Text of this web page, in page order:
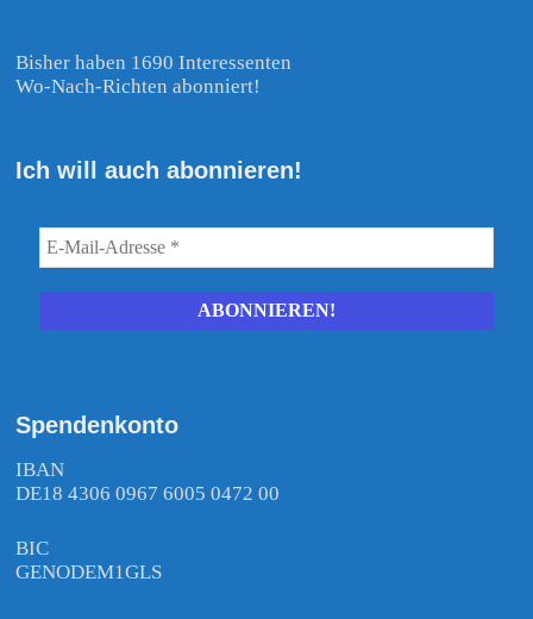
Bisher haben 1690 Interessenten
Wo-Nach-Richten abonniert!
Ich will auch abonnieren!
Spendenkonto
IBAN
DE18 4306 0967 6005 0472 00
BIC
GENODEM1GLS